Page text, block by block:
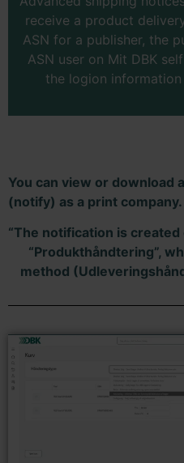
receive a product
ASN for a publisher, the
ASN user on Mit DBK
the logion
You can view or download
(notify) as a print company.
“The notification is
“Produkthåndtering”,
method